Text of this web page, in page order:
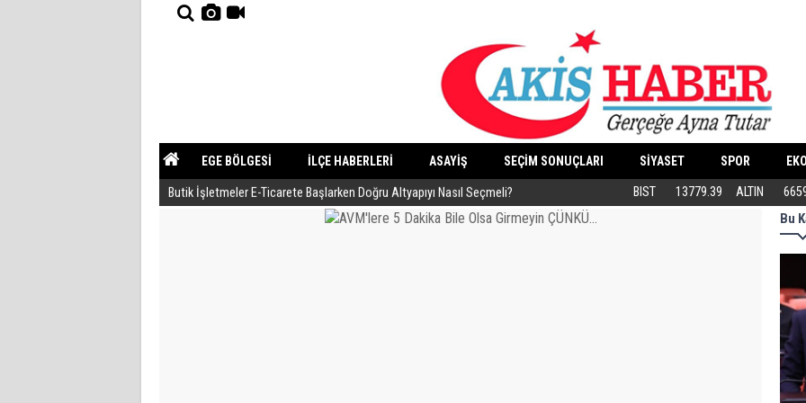
EGE BÖLGESİ İLÇE HABERLERİ ASAYİŞ SEÇİM SONUÇLARI SİYASET SPOR
YAZARLAR GÜNDEM
Butik İşletmeler E-Ticarete Başlarken Doğru Altyapıyı Nasıl Seçmeli? Eski Dolgular Ultrasonla Tespit Edilip
BIST 13779.39 ALTIN
Bu